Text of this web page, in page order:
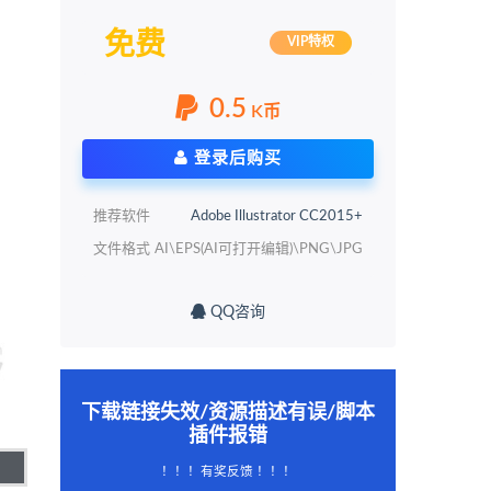
免费 VIP特权
0.5 K币
登录后购买
推荐软件 Adobe Illustrator CC2015+
文件格式 AI\EPS(AI可打开编辑)\PNG\JPG
QQ咨询
下载链接失效/资源描述有误/脚本
插件报错
！！！有奖反馈 ！！！